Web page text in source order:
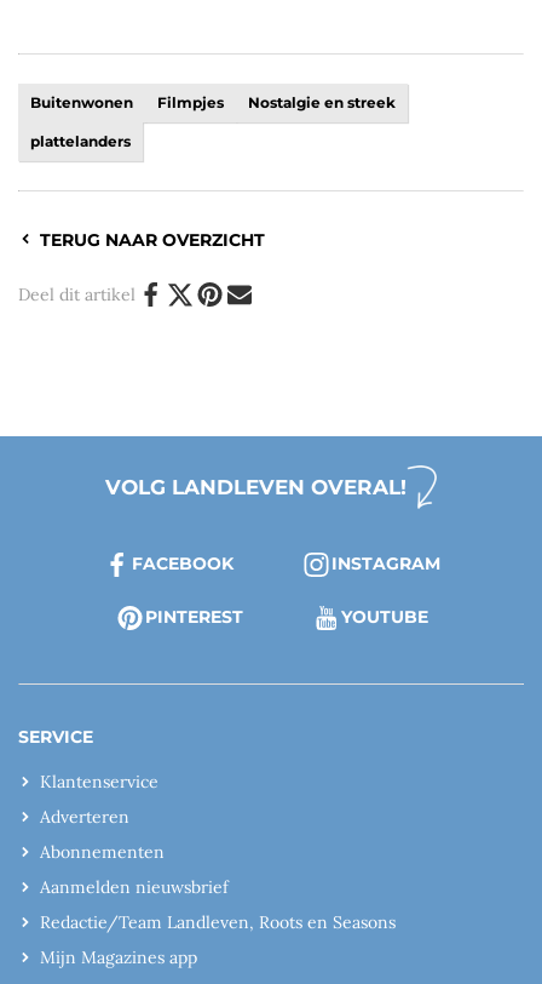
Buitenwonen Filmpjes Nostalgie en streek
plattelanders
TERUG NAAR OVERZICHT
Deel dit artikel
VOLG LANDLEVEN OVERAL!
FACEBOOK INSTAGRAM
PINTEREST YOUTUBE
SERVICE
Klantenservice
Adverteren
Abonnementen
Aanmelden nieuwsbrief
Redactie/Team Landleven, Roots en Seasons
Mijn Magazines app